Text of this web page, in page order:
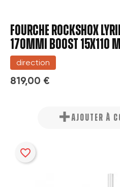
Fourche Rockshox
170mm| Boost 15x110
direction
819,00 €
AJOUTER À
favorite_border